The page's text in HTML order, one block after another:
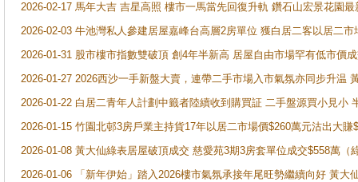
2026-02-17 馬年大吉 吉星高照 樓市一馬當先回復升軌 鑽石山宏景花園
2026-02-03 牛池灣私人參建居屋嘉峰台高層2房單位 獲白居二客以居二市
2026-01-31 股市樓市指數雙破頂 創4年半新高 居屋自由市場罕有低市價
2026-01-27 2026西沙一手新盤大賣，連帶二手市場入市氣氛亦同步升温
2026-01-22 白居二青年人計劃中籤者陸續收到購買証 二手盤源買小見小
2026-01-15 竹園北邨3房戶業主持貨17年以居二市場價$260萬元沽出大賺
2026-01-08 黃大仙綠表居屋破頂成交 慈愛苑3期3房套單位成交$558萬（
2026-01-06 「新年伊始」踏入2026樓市氣氛承接年尾旺勢繼續向好 黃